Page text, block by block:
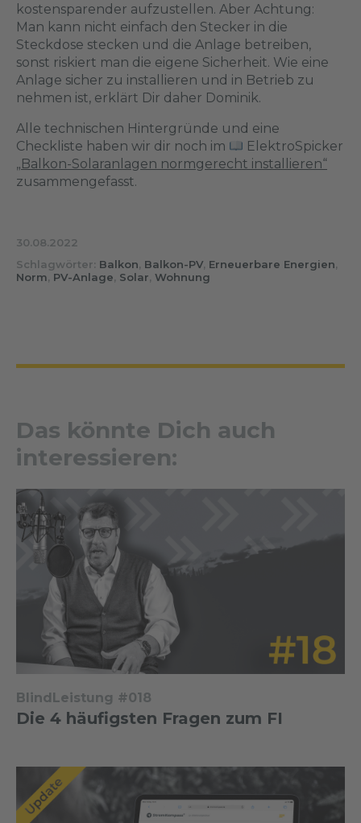
kostensparender aufzustellen. Aber Achtung:
Man kann nicht einfach den Stecker in die
Steckdose stecken und die Anlage betreiben,
sonst riskiert man die eigene Sicherheit. Wie eine
Anlage sicher zu installieren und in Betrieb zu
nehmen ist, erklärt Dir daher Dominik.
Alle technischen Hintergründe und eine
Checkliste haben wir dir noch im
ElektroSpicker
„Balkon-Solaranlagen normgerecht installieren“
zusammengefasst.
30.08.2022
Schlagwörter: Balkon, Balkon-PV, Erneuerbare Energien,
Norm, PV-Anlage, Solar, Wohnung
Das könnte Dich auch
interessieren:
BlindLeistung #018
Die 4 häufigsten Fragen zum FI